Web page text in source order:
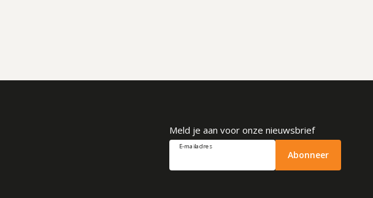
Meld je aan voor onze nieuwsbrief
E-mailadres
Abonneer